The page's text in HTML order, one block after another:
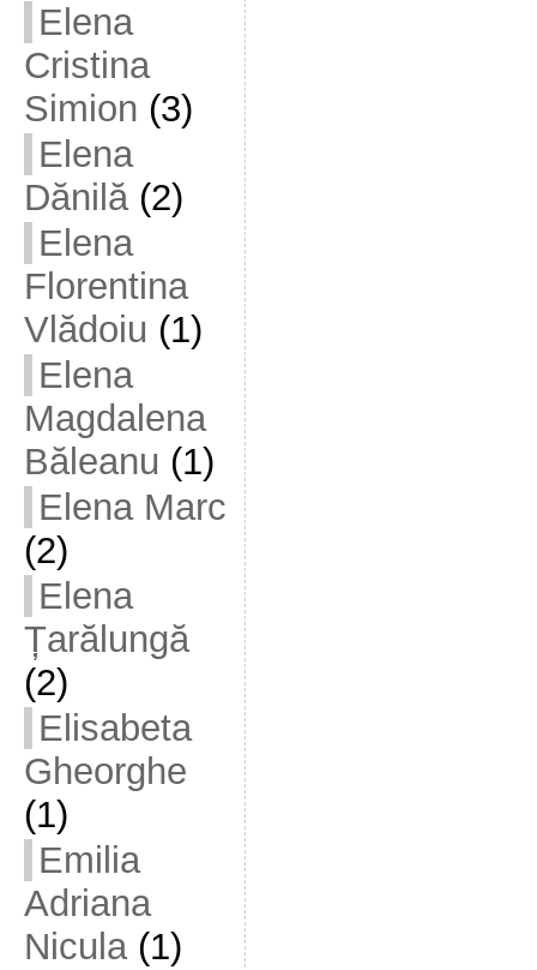
Elena
Cristina
Simion (3)
Elena
Dănilă(2)
Elena
Florentina
Vlădoiu (1)
Elena
Magdalena
Băleanu (1)
Elena Marc
(2)
Elena
Țarălungă
(2)
Elisabeta
Gheorghe
(1)
Emilia
Adriana
Nicula(1)